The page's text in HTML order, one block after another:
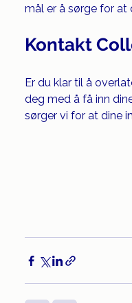
mål er å sørge for at
Kontakt
Er du klar til å
deg med å få inn
sørger vi for at dine